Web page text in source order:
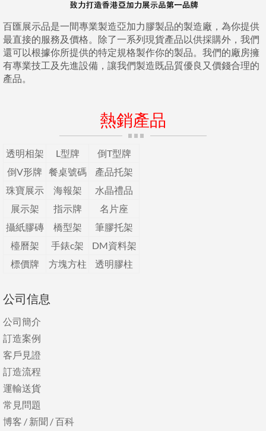
百匯展示品是一間專業製造亞加力膠製品的製造廠，為你提供
最直接的服務及價格。除了一系列現貨產品以供採購外，我們
還可以根據你所提供的特定規格製作你的製品。我們的廠房擁
有專業技工及先進設備，讓我們製造既品質優良又價錢合理的
產品。
熱銷產品
透明相架 L型牌
倒T型牌
倒V形牌
餐桌號碼
產品托架
珠寶展示
海報架
水晶禮品
展示架
指示牌
名片座
攝紙膠磚
橋型架
筆膠托架
檯曆架
手錶c架
DM資料架
標價牌
方塊方柱 透明膠柱
公司信息
公司簡介
訂造案例
客戶見證
訂造流程
運輸送貨
常見問題
博客 / 新聞 /百科